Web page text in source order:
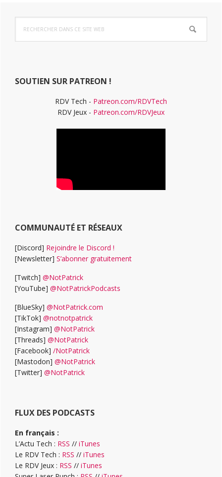
Barre
latérale
dans
ce
SOUTIEN SUR PATREON !
RDV Tech - Patreon.com/RDVTech
RDV Jeux - Patreon.com/RDVJeux
COMMUNAUTÉ ET RÉSEAUX
[Discord] Rejoindre le Discord !
[Newsletter] S’abonner gratuitement
[Twitch] @NotPatrick
[YouTube] @NotPatrickPodcasts
[BlueSky] @NotPatrick.com
[TikTok] @notnotpatrick
[Instagram] @NotPatrick
[Threads] @NotPatrick
[Facebook] /NotPatrick
[Mastodon] @NotPatrick
[Twitter] @NotPatrick
FLUX DES PODCASTS
En français :
L’Actu Tech : RSS // iTunes
Le RDV Tech : RSS // iTunes
Le RDV Jeux : RSS // iTunes